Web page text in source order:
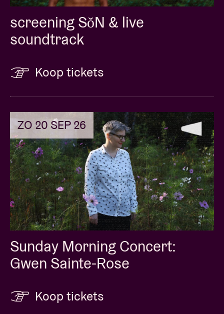
screening SǒN & live
soundtrack
Koop tickets
ZO 20 SEP 26
Sunday Morning Concert:
Gwen Sainte-Rose
Koop tickets